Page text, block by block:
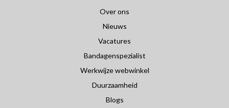
Over ons
Nieuws
Vacatures
Bandagenspezialist
Werkwijze webwinkel
Duurzaamheid
Blogs